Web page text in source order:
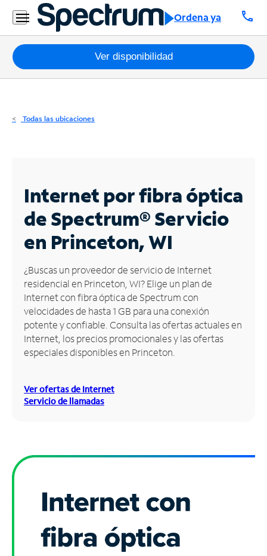
Ordena ya call
Residencial
Business
Paquetes
Internet
Business
Contáctanos
Inglés
Administrar
cuenta
Encuentra
una
tienda
Ver disponibilidad
Todas las ubicaciones
Internet por fibra óptica
de Spectrum®Servicio
en Princeton, WI
¿Buscas un proveedor de servicio de Internet
residencial en Princeton, WI? Elige un plan de
Internet con fibra óptica de Spectrum con
velocidades de hasta 1 GB para una conexión
potente y confiable. Consulta las ofertas actuales en
Internet, los precios promocionales y las ofertas
especiales disponibles en Princeton.
Ver ofertas de Internet
Servicio de llamadas